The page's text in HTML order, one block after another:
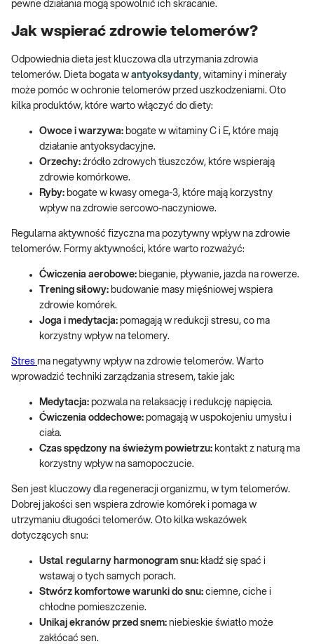
pewne działania mogą spowolnić ich skracanie.
Jak wspierać zdrowie telomerów?
Odpowiednia dieta jest kluczowa dla utrzymania zdrowia
telomerów. Dieta bogata w antyoksydanty, witaminy i minerały
może pomóc w ochronie telomerów przed uszkodzeniami. Oto
kilka produktów, które warto włączyć do diety:
Owoce i warzywa: bogate w witaminy C i E, które mają
działanie antyoksydacyjne.
Orzechy: źródło zdrowych tłuszczów, które wspierają
zdrowie komórkowe.
Ryby: bogate w kwasy omega-3, które mają korzystny
wpływ na zdrowie sercowo-naczyniowe.
Regularna aktywność fizyczna ma pozytywny wpływ na zdrowie
telomerów. Formy aktywności, które warto rozważyć:
Ćwiczenia aerobowe: bieganie, pływanie, jazda na rowerze.
Trening siłowy: budowanie masy mięśniowej wspiera
zdrowie komórek.
Joga i medytacja: pomagają w redukcji stresu, co ma
korzystny wpływ na telomery.
Stres ma negatywny wpływ na zdrowie telomerów. Warto
wprowadzić techniki zarządzania stresem, takie jak:
Medytacja: pozwala na relaksację i redukcję napięcia.
Ćwiczenia oddechowe: pomagają w uspokojeniu umysłu i
ciała.
Czas spędzony na świeżym powietrzu: kontakt z naturą ma
korzystny wpływ na samopoczucie.
Sen jest kluczowy dla regeneracji organizmu, w tym telomerów.
Dobrej jakości sen wspiera zdrowie komórek i pomaga w
utrzymaniu długości telomerów. Oto kilka wskazówek
dotyczących snu:
Ustal regularny harmonogram snu: kładź się spać i
wstawaj o tych samych porach.
Stwórz komfortowe warunki do snu: ciemne, ciche i
chłodne pomieszczenie.
Unikaj ekranów przed snem: niebieskie światło może
zakłócać sen.